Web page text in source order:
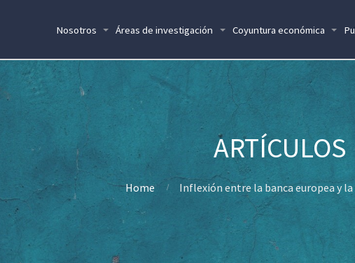
Nosotros Áreas de investigación Coyuntura económica
Home Inflexión entre la banca europea y